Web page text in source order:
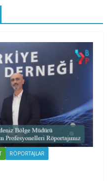
RÖPORTAJLAR